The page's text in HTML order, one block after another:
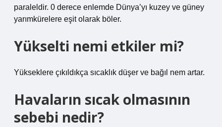
paraleldir. 0 derece enlemde Dünya’yı kuzey ve güney
yarımkürelere eşit olarak böler.
Yükselti nemi etkiler mi?
Yükseklere çıkıldıkça sıcaklık düşer ve bağıl nem artar.
Havaların sıcak olmasının
sebebi nedir?